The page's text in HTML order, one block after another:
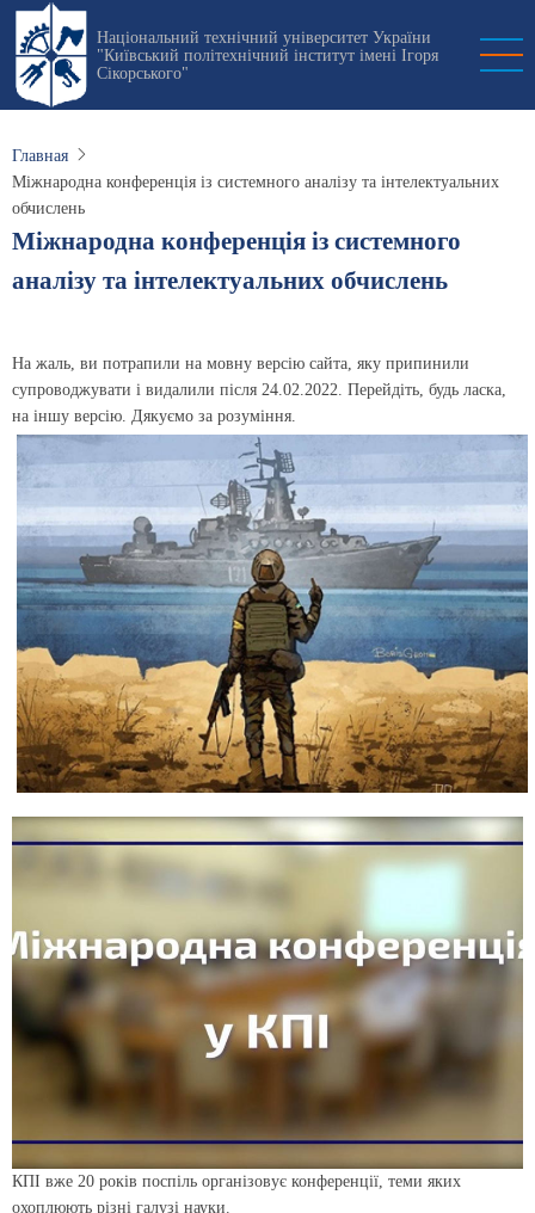
Перейти
основному
содержанию
Національний технічний університет України
"Київський політехнічний інститут імені Ігоря
Сікорського"
Главная
Міжнародна конференція із системного аналізу та інтелектуальних
обчислень
Міжнародна конференція із системного
аналізу та інтелектуальних обчислень
На жаль, ви потрапили на мовну версію сайта, яку припинили
супроводжувати і видалили після 24.02.2022. Перейдіть, будь ласка,
на іншу версію. Дякуємо за розуміння.
КПІ вже 20 років поспіль організовує конференції, теми яких
охоплюють різні галузі науки.